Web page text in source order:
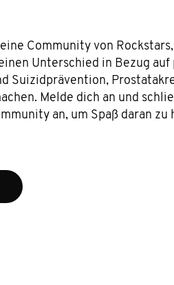
Community von
Unterschied in Bezug auf
Suizidprävention,
Melde dich an und
an, um Spaß daran zu